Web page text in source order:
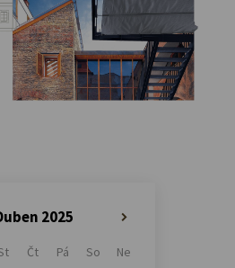
2025
Čt Pá So
Ne